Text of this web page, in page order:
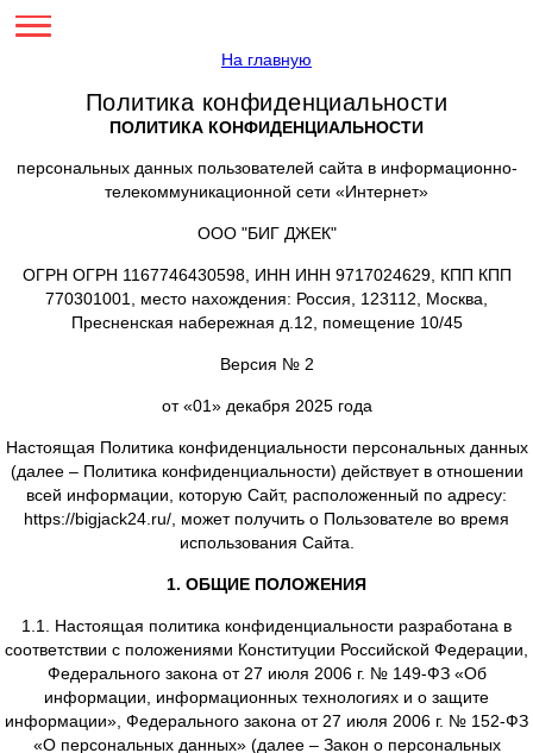
На главную
Политика конфиденциальности
персональных данных пользователей сайта в
телекоммуникационной сети «Интернет»
ООО "БИГ ДЖЕК"
ОГРН ОГРН 1167746430598, ИНН ИНН 9717024629,
Пресненская набережная д.12, помещение 10/
от «01» декабря 2025 года
Настоящая Политика конфиденциальности
(далее – Политика конфиденциальности) действует в
всей информации, которую Cайт, расположенный по
использования Cайта.
1.1. Настоящая политика конфиденциальности